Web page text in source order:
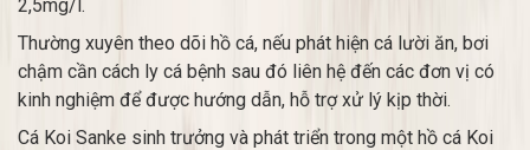
2,5mg/l.
Thường xuyên theo dõi hồ cá, nếu phát hiện cá lười ăn, bơi
chậm cần cách ly cá bệnh sau đó liên hệ đến các đơn vị có
kinh nghiệm để được hướng dẫn, hỗ trợ xử lý kịp thời.
Cá Koi Sanke sinh trưởng và phát triển trong một hồ cá Koi